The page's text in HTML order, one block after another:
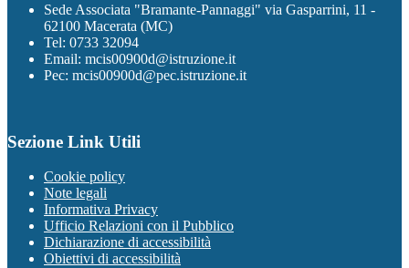
Sede Associata "Bramante-Pannaggi" via Gasparrini, 11 -
62100 Macerata (MC)
Tel: 0733 32094
Email: mcis00900d@istruzione.it
Pec: mcis00900d@pec.istruzione.it
Sezione Link Utili
Cookie policy
Note legali
Informativa Privacy
Ufficio Relazioni con il Pubblico
Dichiarazione di accessibilità
Obiettivi di accessibilità